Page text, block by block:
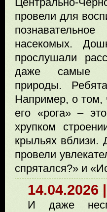
провели для
насекомых.
прослушали
даже самые
природы.
Например, о том,
его «рога» –
хрупком
крыльях вблизи.
провели
спрятался?» и
14.04.2026 |
И даже